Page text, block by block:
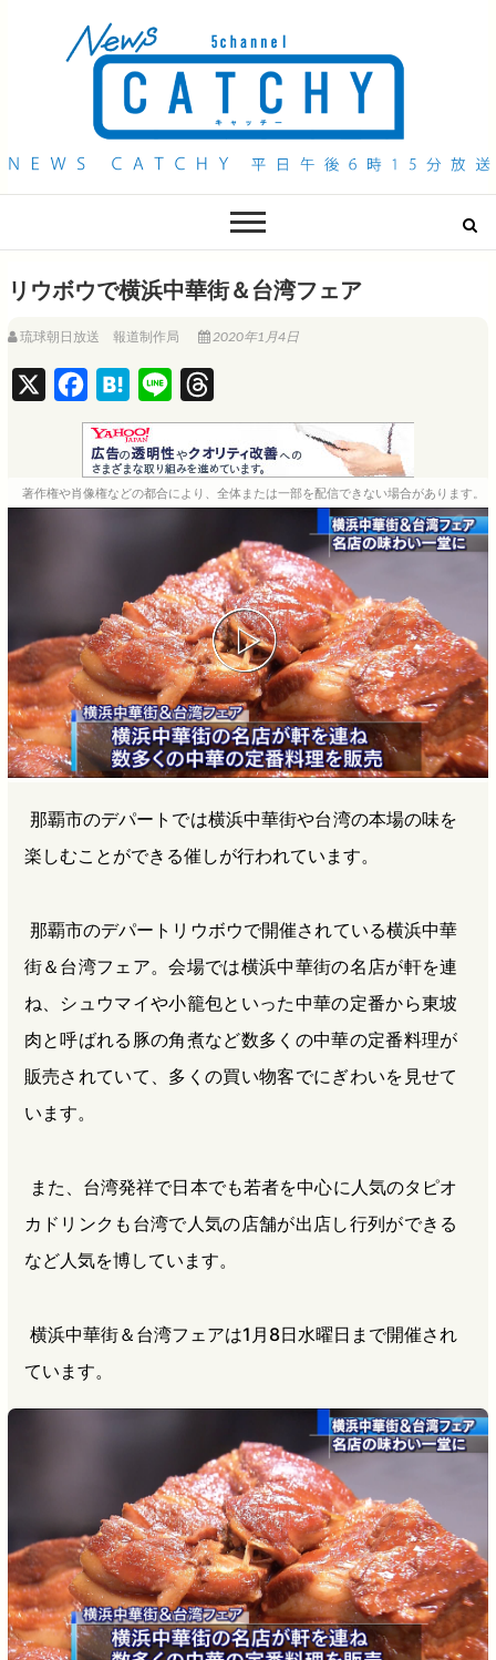
QAB NEWS Headline
リウボウで横浜中華街＆台湾フェア
琉球朝日放送 報道制作局 2020年1月4日
a
c
e
H
a
t
e
i
n
e
h
r
e
d
s
著作権や肖像権などの都合により、全体または一部を配信できない場合があります。
那覇市のデパートでは横浜中華街や台湾の本場の味を
楽しむことができる催しが行われています。
那覇市のデパートリウボウで開催されている横浜中華
街＆台湾フェア。会場では横浜中華街の名店が軒を連
ね、シュウマイや小籠包といった中華の定番から東坡
肉と呼ばれる豚の角煮など数多くの中華の定番料理が
販売されていて、多くの買い物客でにぎわいを見せて
います。
また、台湾発祥で日本でも若者を中心に人気のタピオ
カドリンクも台湾で人気の店舗が出店し行列ができる
など人気を博しています。
横浜中華街＆台湾フェアは1月8日水曜日まで開催され
ています。